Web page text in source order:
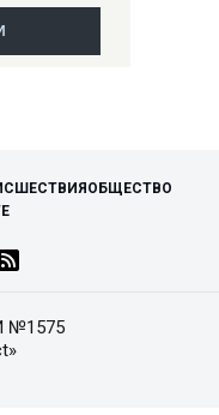
ОБЩЕСТВО
№1575